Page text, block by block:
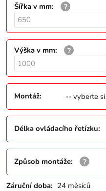
Šířka v mm:
Výška v mm:
Montáž: -- vyberte
Délka ovládacího řetízku:
Způsob montáže:
Záruční doba: 24 měsíců